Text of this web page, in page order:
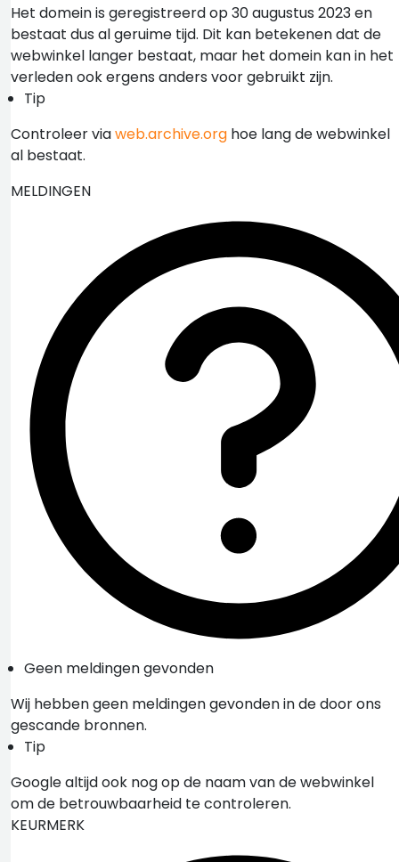
Het domein is geregistreerd op 30 augustus 2023 en
bestaat dus al geruime tijd. Dit kan betekenen dat de
webwinkel langer bestaat, maar het domein kan in het
verleden ook ergens anders voor gebruikt zijn.
Tip
Controleer viaweb.archive.org hoe lang de webwinkel
al bestaat.
MELDINGEN
Geen meldingen gevonden
Wij hebben geen meldingen gevonden in de door ons
gescande bronnen.
Tip
Google altijd ook nog op de naam van de webwinkel
om de betrouwbaarheid te controleren.
KEURMERK